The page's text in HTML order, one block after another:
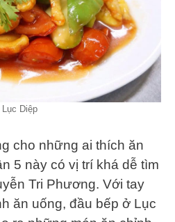
Lục Diệp
cho những ai thích ăn
5 này có vị trí khá dễ tìm
Tri Phương. Với tay
ăn uống, đầu bếp ở Lục